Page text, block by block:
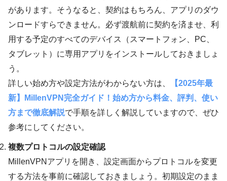
があります。そうなると、契約はもちろん、アプリのダウ
ンロードすらできません。必ず渡航前に契約を済ませ、利
用する予定のすべてのデバイス（スマートフォン、PC、
タブレット）に専用アプリをインストールしておきましょ
う。
詳しい始め方や設定方法がわからない方は、
【2025年最
新】MillenVPN完全ガイド！始め方から料金、評判、使い
方まで徹底解説で手順を詳しく解説していますので、ぜひ
参考にしてください。
複数プロトコルの設定確認
MillenVPNアプリを開き、設定画面からプロトコルを変更
する方法を事前に確認しておきましょう。初期設定のまま